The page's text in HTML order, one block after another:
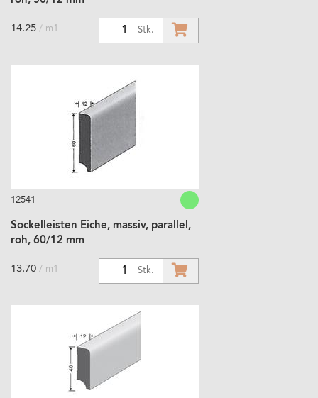
Stk.
14.25 / m1
12541
Sockelleisten Eiche, massiv, parallel,
roh, 60/12 mm
Stk.
13.70 / m1